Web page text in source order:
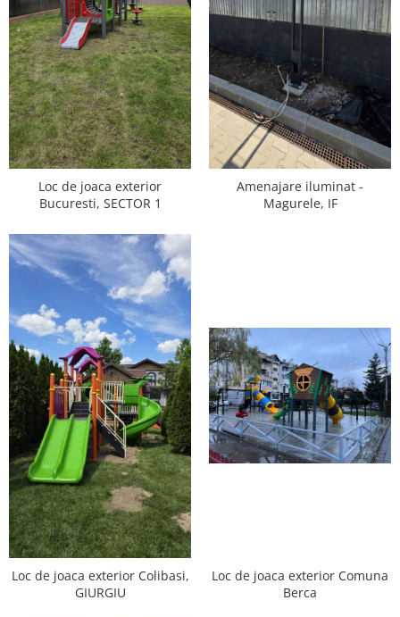
Ghivece de exterior
Ghivece din beton
Stalpi stradali
Stalpi camere video
Stalpi / bolarzi de delimitare
pentru trotuar
Cismea stradala / gradina
Tomberoane si Pubele de Gunoi
Magazie pubele / tomberoane
Mobilier urban DIZABILITATI
Loc de joaca exterior
Bucuresti, SECTOR 1
Amenajare iluminat -
Magurele, IF
Loc de joaca exterior Colibasi,
GIURGIU
Loc de joaca exterior Comuna
Berca